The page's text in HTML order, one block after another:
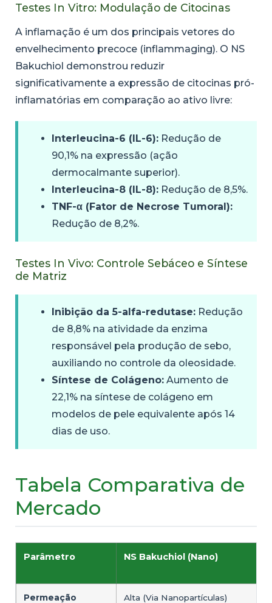
Testes In Vitro: Modulação de Citocinas
A inflamação é um dos principais vetores do
envelhecimento precoce (inflammaging). O NS
Bakuchiol demonstrou reduzir
significativamente a expressão de citocinas pró-
inflamatórias em comparação ao ativo livre:
Interleucina-6 (IL-6): Redução de
90,1% na expressão (ação
dermocalmante superior).
Interleucina-8 (IL-8): Redução de 8,5%.
TNF-α (Fator de Necrose Tumoral):
Redução de 8,2%.
Testes In Vivo: Controle Sebáceo e Síntese
de Matriz
Inibição da 5-alfa-redutase: Redução
de 8,8% na atividade da enzima
responsável pela produção de sebo,
auxiliando no controle da oleosidade.
Síntese de Colágeno: Aumento de
22,1% na síntese de colágeno em
modelos de pele equivalente após 14
dias de uso.
Tabela Comparativa de
Mercado
Parâmetro NS Bakuchiol (Nano)
Permeação
Alta (Via Nanopartículas)